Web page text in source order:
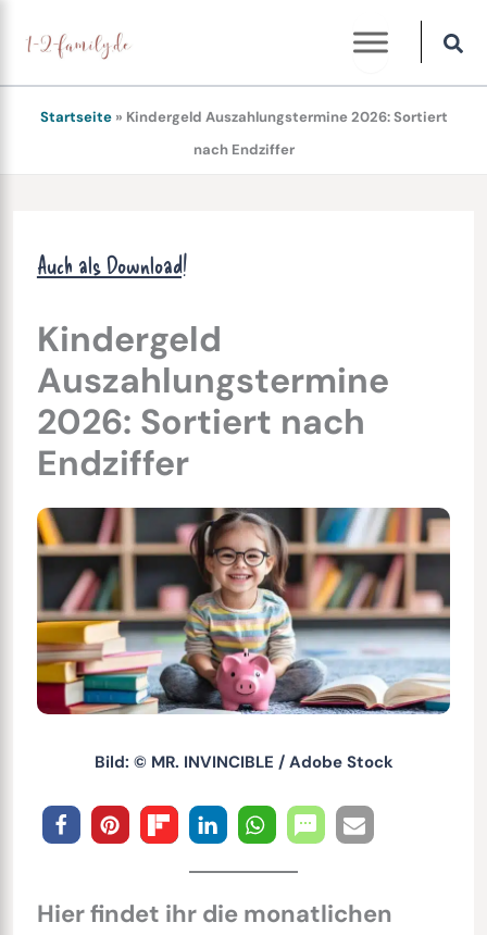
Inhalt
springen
Startseite» Kindergeld Auszahlungstermine 2026: Sortiert
nach Endziffer
Auch als Download!
Kindergeld
Auszahlungstermine
2026: Sortiert nach
Endziffer
Bild: © MR. INVINCIBLE / Adobe Stock
Hier findet ihr die monatlichen